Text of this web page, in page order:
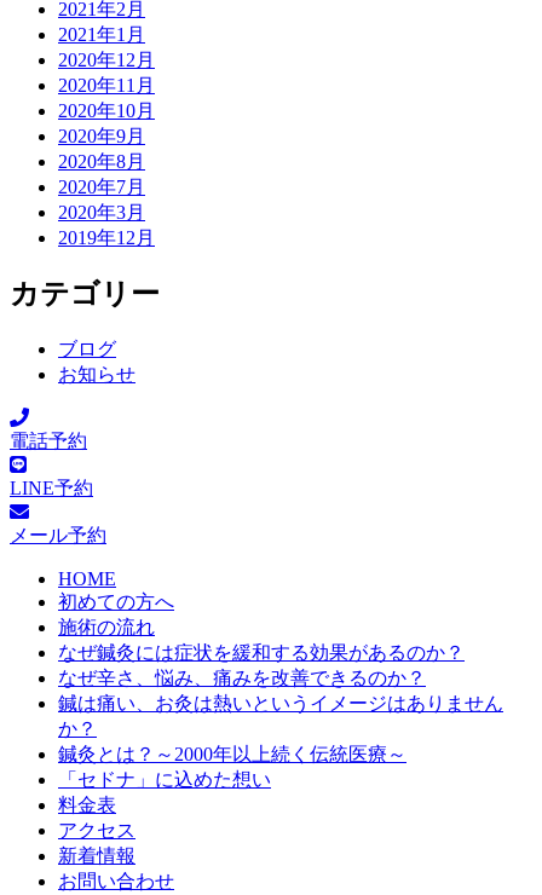
2021年2月
2021年1月
2020年12月
2020年11月
2020年10月
2020年9月
2020年8月
2020年7月
2020年3月
2019年12月
カテゴリー
ブログ
お知らせ
電話予約
LINE予約
メール予約
HOME
初めての方へ
施術の流れ
なぜ鍼灸には症状を緩和する効果があるのか？
なぜ辛さ、悩み、痛みを改善できるのか？
鍼は痛い、お灸は熱いというイメージはありません
か？
鍼灸とは？～2000年以上続く伝統医療～
「セドナ」に込めた想い
料金表
アクセス
新着情報
お問い合わせ